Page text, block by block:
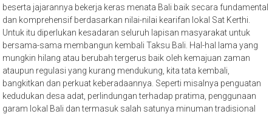
beserta jajarannya bekerja keras menata Bali baik secara fundamental
dan komprehensif berdasarkan nilai-nilai kearifan lokal Sat Kerthi.
Untuk itu diperlukan kesadaran seluruh lapisan masyarakat untuk
bersama-sama membangun kembali Taksu Bali. Hal-hal lama yang
mungkin hilang atau berubah tergerus baik oleh kemajuan zaman
ataupun regulasi yang kurang mendukung, kita tata kembali,
bangkitkan dan perkuat keberadaannya. Seperti misalnya penguatan
kedudukan desa adat, perlindungan terhadap pratima, penggunaan
garam lokal Bali dan termasuk salah satunya minuman tradisional